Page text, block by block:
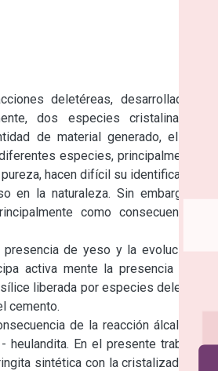
deletéreas, desarrolladas en
dos especies cristalinas: una
de material generado, el pobre
especies, principalmente de
hacen difícil su identificación.
en la naturaleza. Sin embargo, hay
como consecuencia de
de yeso y la evolución del
activa mente la presencia de los
liberada por especies deletéreas
cemento.
de la reacción álcali-sílice
En el presente trabajo se
sintética con la cristalizada en el